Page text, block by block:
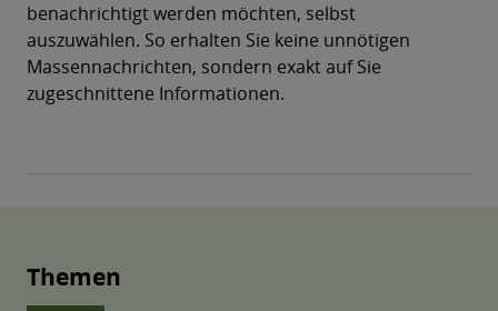
benachrichtigt werden möchten, selbst
auszuwählen. So erhalten Sie keine unnötigen
Massen­nachrichten, sondern exakt auf Sie
zugeschnittene Informationen.
Themen